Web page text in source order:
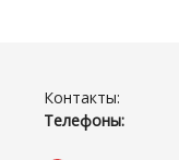
Контакты:
Телефоны: